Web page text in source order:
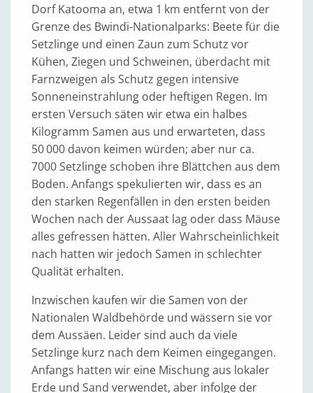
Dorf Katooma an, etwa 1 km entfernt von der
Grenze des Bwindi-Nationalparks: Beete für die
Setzlinge und einen Zaun zum Schutz vor
Kühen, Ziegen und Schweinen, überdacht mit
Farnzweigen als Schutz gegen intensive
Sonneneinstrahlung oder heftigen Regen. Im
ersten Versuch säten wir etwa ein halbes
Kilogramm Samen aus und erwarteten, dass
50 000 davon keimen würden; aber nur ca.
7000 Setzlinge schoben ihre Blättchen aus dem
Boden. Anfangs spekulierten wir, dass es an
den starken Regenfällen in den ersten beiden
Wochen nach der Aussaat lag oder dass Mäuse
alles gefressen hätten. Aller Wahrscheinlichkeit
nach hatten wir jedoch Samen in schlechter
Qualität erhalten.
Inzwischen kaufen wir die Samen von der
Nationalen Waldbehörde und wässern sie vor
dem Aussäen. Leider sind auch da viele
Setzlinge kurz nach dem Keimen eingegangen.
Anfangs hatten wir eine Mischung aus lokaler
Erde und Sand verwendet, aber infolge der